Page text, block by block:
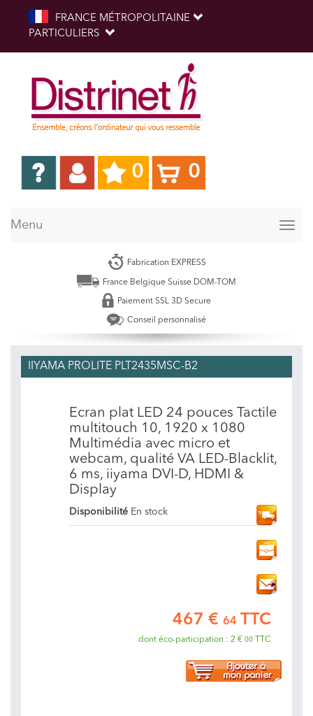
FRANCE MÉTROPOLITAINE
PARTICULIERS
0 0
Menu
Fabrication EXPRESS
France Belgique Suisse DOM-TOM
Paiement SSL 3D Secure
Conseil personnalisé
IIYAMA PROLITE PLT2435MSC-B2
Ecran plat LED 24 pouces Tactile
multitouch 10, 1920 x 1080
Multimédia avec micro et
webcam, qualité VA LED-Blacklit,
6 ms, iiyama DVI-D, HDMI &
Display
Disponibilité En stock
467 € 64 TTC
dont éco-participation : 2 € 00 TTC